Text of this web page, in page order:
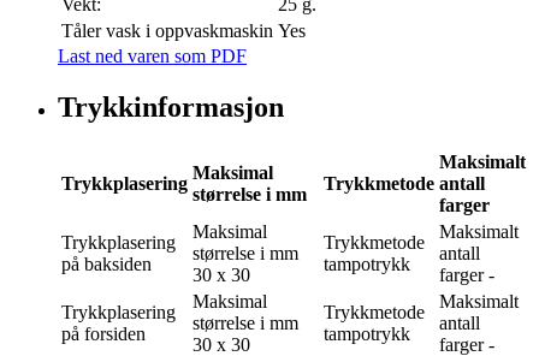
Vekt:
25 g.
Tåler vask i oppvaskmaskin Yes
Last ned varen som PDF
Trykkinformasjon
Trykkplasering
Maksimal
størrelse i mm
Trykkmetode
Maksimalt
antall
farger
Trykkplasering
på baksiden
Maksimal
størrelse i mm
30 x 30
Trykkmetode
tampotrykk
Maksimalt
antall
farger -
Trykkplasering
på forsiden
Maksimal
størrelse i mm
30 x 30
Trykkmetode
tampotrykk
Maksimalt
antall
farger -